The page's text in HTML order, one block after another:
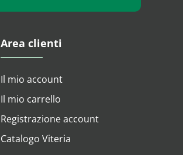
Area clienti
Il mio account
Il mio carrello
Registrazione account
Catalogo Viteria